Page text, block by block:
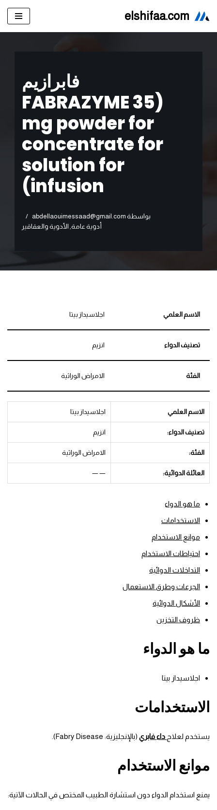
elshifaa.com
فابرازيم
(FABRAZYME 35
mg powder for
concentrate for
solution for
infusion)
بواسطة abdellaouimessaad@gmail.com
أدوية عامة, الأدوية والعقاقير
الاسم العلمي اجلاسيداز بيتا
تصنيف الدواء انزيم
الفئة الامراض الوراثية
الاسم العلمي اجلاسيداز بيتا
تصنيف الدواء: انزيم
الفئة: الامراض الوراثية
العائلة الدوائية: — —
ما هو الدواء
الاستخدامات
موانع الاستخدام
احتياطات الاستخدام
التداخلات الدوائية
الجرعات وطرق الاستعمال
الأشكال الدوائية
ظروف التخزين
ما هو الدواء
اجلاسيداز بيتا
الاستخدامات
يستخدم لعلاج داء فابري (بالإنجليزية: Fabry Disease).
موانع الاستخدام
يمنع استخدام الدواء دون استشارة الطبيب المختص في الحالات الآتية: